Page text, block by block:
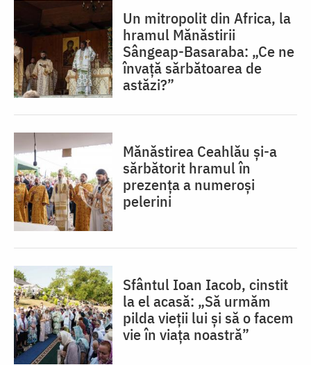
Un mitropolit din Africa, la
hramul Mănăstirii
Sângeap-Basaraba: „Ce ne
învață sărbătoarea de
astăzi?”
Mănăstirea Ceahlău și-a
sărbătorit hramul în
prezența a numeroși
pelerini
Sfântul Ioan Iacob, cinstit
la el acasă: „Să urmăm
pilda vieții lui și să o facem
vie în viața noastră”